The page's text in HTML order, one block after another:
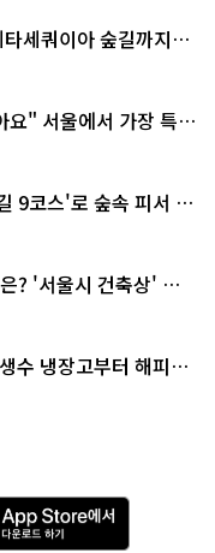
세쿼이아 숲길까지…
요" 서울에서 가장 특별
9코스'로 숲속 피서 떠
? '서울시 건축상' 수
수 냉장고부터 해피소
A
p
p